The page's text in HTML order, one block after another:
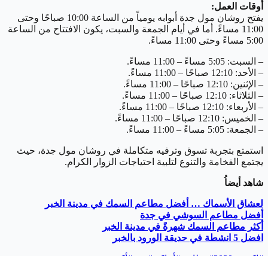
أوقات العمل:
يفتح روشان مول جدة أبوابه يومياً من الساعة 10:00 صباحًا وحتى
11:00 مساءً. أما في أيام الجمعة والسبت، يكون الافتتاح من الساعة
5:00 مساءً وحتى 11:00 مساءً.
– السبت: 5:05 مساءً – 11:00 مساءً.
– الأحد: 12:10 صباحًا – 11:00 مساءً.
– الإثنين: 12:10 صباحًا – 11:00 مساءً.
– الثلاثاء: 12:10 صباحًا – 11:00 مساءً.
– الأربعاء: 12:10 صباحًا – 11:00 مساءً.
– الخميس: 12:10 صباحًا – 11:00 مساءً.
– الجمعة: 5:05 مساءً – 11:00 مساءً.
استمتع بتجربة تسوق وترفيه متكاملة في روشان مول جدة، حيث
يجتمع الفخامة والتنوع لتلبية احتياجات الزوار الكرام.
شاهد أيضاُ
لعشاق الأسماك … أفضل مطاعم السمك في مدينة الخبر
أفضل مطاعم السوشي في جدة
أكثر مطاعم السمك شهرةً في مدينة الخبر
افضل 5 انشطة في حديقة الورود بالخبر